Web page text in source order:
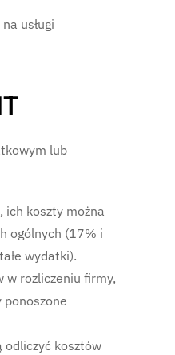
usługi
lub
ich koszty można
ogólnych (17% i
wydatki).
w rozliczeniu firmy,
ponoszone
odliczyć kosztów